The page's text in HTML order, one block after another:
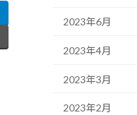
2023年6月
2023年4月
2023年3月
2023年2月